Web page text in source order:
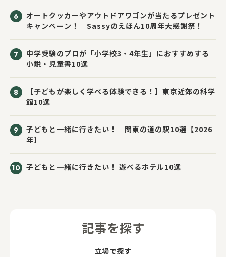
オートクッカーやアウトドアワゴンが当たるプレゼント
キャンペーン！ Sassyのえほん10周年大感謝祭！
中学受験のプロが「小学校3・4年生」におすすめする
小説・児童書10選
【子どもが楽しく学べる体験できる！】東京近郊の科学
館10選
子どもと一緒に行きたい！ 関東の道の駅10選【2026
年】
子どもと一緒に行きたい！ 遊べるホテル10選
記事を探す
立場で探す